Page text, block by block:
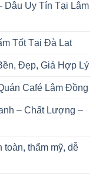
Dâu Uy Tín Tại Lâm
Tốt Tại Đà Lạt
Đẹp, Giá Hợp Lý
Café Lâm Đồng
– Chất Lượng –
thẩm mỹ, dễ